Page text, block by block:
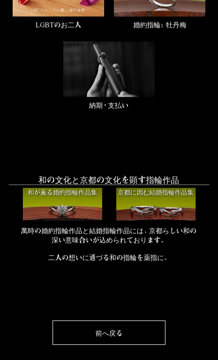
LGBTのお二人 婚約指輪：牡丹梅
納期・支払い
和の文化と京都の文化を顕す指輪作品
和が薫る婚約指輪作品集 京都に因む結婚指輪作品集
萬時の婚約指輪作品と結婚指輪作品には、京都らしい和の
深い意味合いが込められております。
二人の想いに通づる和の指輪を薬指に。
前へ戻る